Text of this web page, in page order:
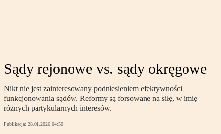
Sądy rejonowe vs. sądy okręgowe
Nikt nie jest zainteresowany podniesieniem efektywności
funkcjonowania sądów. Reformy są forsowane na siłę, w imię
różnych partykularnych interesów.
Publikacja: 28.01.2026 04:50